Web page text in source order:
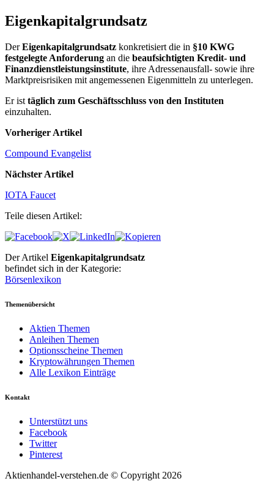
Eigenkapitalgrundsatz
DerEigenkapitalgrundsatz konkretisiert die in §10 KWG
festgelegte Anforderung an die beaufsichtigten Kredit- und
Finanzdienstleistungsinstitute, ihre Adressenausfall- sowie ihre
Marktpreisrisiken mit angemessenen Eigenmitteln zu unterlegen.
Er ist täglich zum Geschäftsschluss von den Instituten
einzuhalten.
Vorheriger Artikel
Compound Evangelist
Nächster Artikel
IOTA Faucet
Teile diesen Artikel:
Der Artikel Eigenkapitalgrundsatz
befindet sich in der Kategorie:
Börsenlexikon
Themenübersicht
Aktien Themen
Anleihen Themen
Optionsscheine Themen
Kryptowährungen Themen
Alle Lexikon Einträge
Kontakt
Unterstützt uns
Facebook
Twitter
Pinterest
Aktienhandel-verstehen.de © Copyright 2026